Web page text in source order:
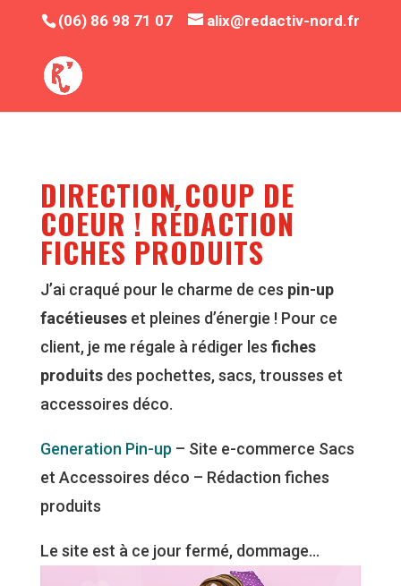
(06) 86 98 71 07 alix@redactiv-nord.fr
DIRECTION COUP DE
COEUR ! RÉDACTION
FICHES PRODUITS
J’ai craqué pour le charme de ces pin-up
facétieuseset pleines d’énergie ! Pour ce
client, je me régale à rédiger les fiches
produitsdes pochettes, sacs, trousses et
accessoires déco.
Generation Pin-up – Site e-commerce Sacs
et Accessoires déco – Rédaction fiches
produits
Le site est à ce jour fermé, dommage…